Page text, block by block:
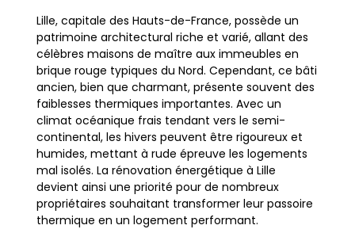
Lille, capitale des Hauts-de-France, possède un
patrimoine architectural riche et varié, allant des
célèbres maisons de maître aux immeubles en
brique rouge typiques du Nord. Cependant, ce bâti
ancien, bien que charmant, présente souvent des
faiblesses thermiques importantes. Avec un
climat océanique frais tendant vers le semi-
continental, les hivers peuvent être rigoureux et
humides, mettant à rude épreuve les logements
mal isolés. La rénovation énergétique à Lille
devient ainsi une priorité pour de nombreux
propriétaires souhaitant transformer leur passoire
thermique en un logement performant.